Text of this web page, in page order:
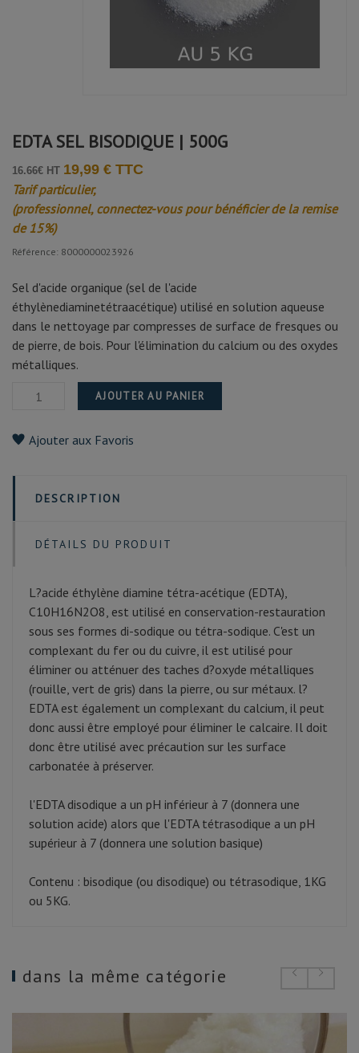
EDTA SEL BISODIQUE | 500G
16.66€ HT 19,99 € TTC
Tarif particulier,
(professionnel, connectez-vous pour bénéficier de la remise
de 15%)
Référence: 8000000023926
Sel d'acide organique (sel de l'acide
éthylènediaminetétraacétique) utilisé en solution aqueuse
dans le nettoyage par compresses de surface de fresques ou
de pierre, de bois. Pour l'élimination du calcium ou des oxydes
métalliques.
AJOUTER AU PANIER
Ajouter aux Favoris
DESCRIPTION
DÉTAILS DU PRODUIT
L?acide éthylène diamine tétra-acétique (EDTA),
C10H16N2O8, est utilisé en conservation-restauration
sous ses formes di-sodique ou tétra-sodique. C'est un
complexant du fer ou du cuivre, il est utilisé pour
éliminer ou atténuer des taches d?oxyde métalliques
(rouille, vert de gris) dans la pierre, ou sur métaux. l?
EDTA est également un complexant du calcium, il peut
donc aussi être employé pour éliminer le calcaire. Il doit
donc être utilisé avec précaution sur les surface
carbonatée à préserver.
l'EDTA disodique a un pH inférieur à 7 (donnera une
solution acide) alors que l'EDTA tétrasodique a un pH
supérieur à 7 (donnera une solution basique)
Contenu : bisodique (ou disodique) ou tétrasodique, 1KG
ou 5KG.
dans la même catégorie